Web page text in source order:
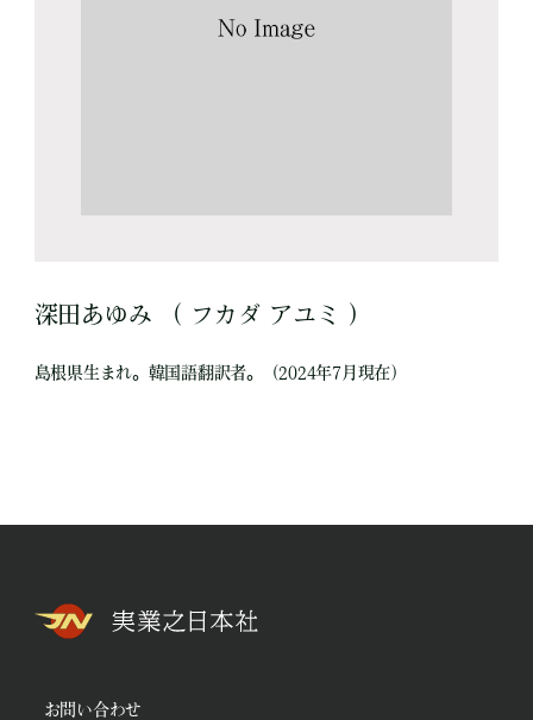
深田あゆみ （ フカダ アユミ ）
島根県生まれ。韓国語翻訳者。（2024年7月現在）
お問い合わせ